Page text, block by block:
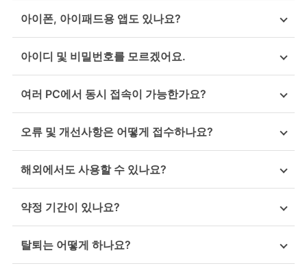
아이폰, 아이패드용 앱도 있나요?
아이디 및 비밀번호를 모르겠어요.
여러 PC에서 동시 접속이 가능한가요?
오류 및 개선사항은 어떻게 접수하나요?
해외에서도 사용할 수 있나요?
약정 기간이 있나요?
탈퇴는 어떻게 하나요?